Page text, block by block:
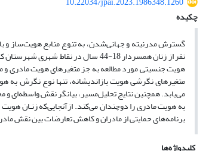
چکیده
نفر از زنان همسردار 18-44 سال
هویت جنسیتی مورد مطالعه به جز متغیرهای هویت مادری و
متغیرهای نگرشی هویت بازاندیشانه، تنها نوع نگرش به
می‌یابد. همچنین نتایج تحلیل‌مسیر، بیانگر نقش واسطه‌ای
به هویت مادری را دوچندان می‌کند. ازآنجایی‌که زنـان
برنامه‌های حمایتی از مادران و کاهش تعارضات بین نقش‌‌